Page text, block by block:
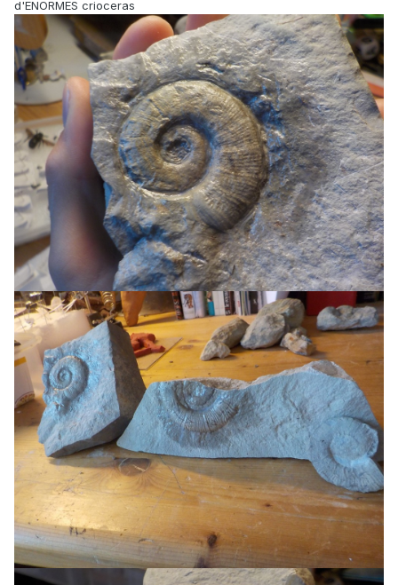
d'ENORMES crioceras